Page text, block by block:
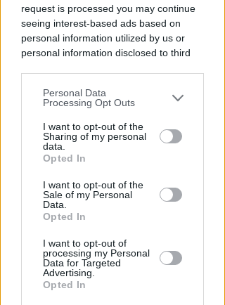
request is processed you may continue
seeing interest-based ads based on
personal information utilized by us or
personal information disclosed to third
You may separately opt-out of the further
disclosure of your personal information
by third parties on the IAB’s list of
downstream participants.
by us to third parties on the IAB’s List of
Downstream Participants that may
further disclose it to other third parties.
Personal Data
Processing Opt Outs
I want to opt-out of the
Sharing of my personal
data.
Opted In
I want to opt-out of the
Sale of my Personal
Data.
Opted In
I want to opt-out of
processing my Personal
Data for Targeted
Advertising.
Opted In
Presente, futuro e "nodi" da
Andrea Polazzi